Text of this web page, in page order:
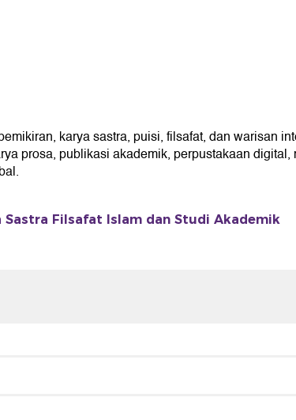
karya sastra, puisi, filsafat, dan warisan
prosa, publikasi akademik, perpustakaan
Filsafat Islam dan Studi Akademik